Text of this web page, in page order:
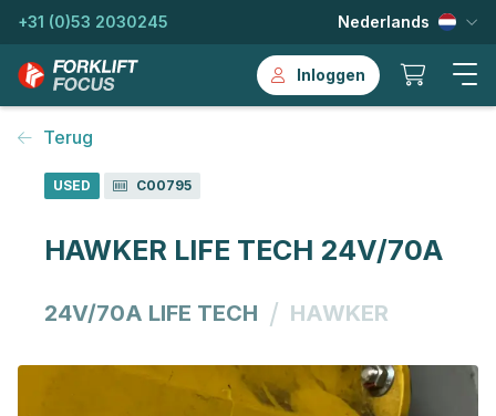
+31 (0)53 2030245 Nederlands
Inloggen
Terug
USED C00795
HAWKER LIFE TECH 24V/70A
24V/70A LIFE TECH / HAWKER